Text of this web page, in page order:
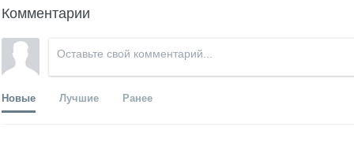
Комментарии
Новые Лучшие Ранее